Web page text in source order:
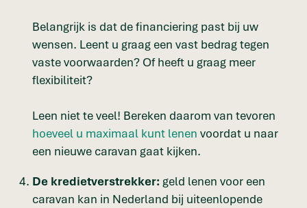
Belangrijk is dat de financiering past bij uw
wensen. Leent u graag een vast bedrag tegen
vaste voorwaarden? Of heeft u graag meer
flexibiliteit?
Leen niet te veel! Bereken daarom van tevoren
hoeveel u maximaal kunt lenen voordat u naar
een nieuwe caravan gaat kijken.
De kredietverstrekker: geld lenen voor een
caravan kan in Nederland bij uiteenlopende